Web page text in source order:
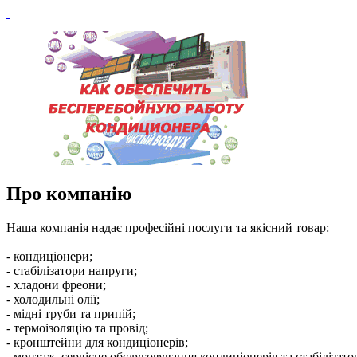
Про компанію
Наша компанія надає професійні послуги та якісний товар:
- кондиціонери;
- стабілізатори напруги;
- хладони фреони;
- холодильні олії;
- мідні труби та припій;
- термоізоляцію та провід;
- кронштейни для кондиціонерів;